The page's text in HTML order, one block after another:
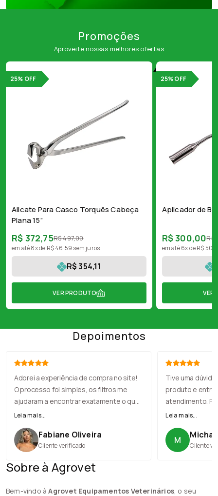
Promoções
Aproveite nossas melhores ofertas
Alicate Para Casco Torquês Cabeça
Plana 15”
R$ 372,75R$ 497,00
25% OFF
R$ 354,11
em até 8x de R$ 46,59 sem juros
VER PRODUTO
Aplicador de
R$ 300,00R$
25% OFF
em até 6x de R$
VER
Depoimentos
Adorei a experiência de compra no site!
O processo foi simples, os filtros me
ajudaram a encontrar exatamente o que
eu precisava, e o checkout foi rápido. A
produto veio muito bem embalado.
Leia mais...
Fabiane Oliveira
Cliente verificado
Tive uma
produto e
atendimento.
com muita
perfeito. Loja
Leia mais...
M Cliente
Sobre à Agrovet
Bem-vindo àAgrovet Equipamentos Veterinários, o seu